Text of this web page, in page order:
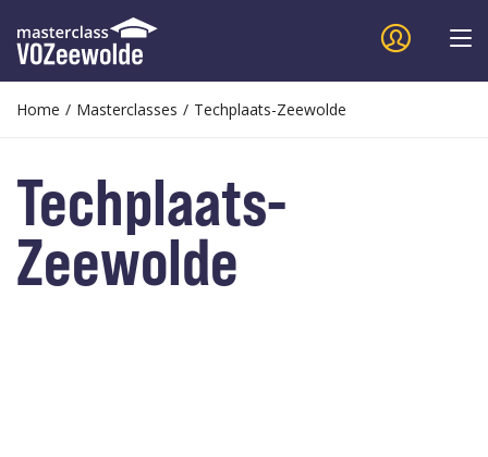
Home / Masterclasses / Techplaats-Zeewolde
Techplaats-
Zeewolde